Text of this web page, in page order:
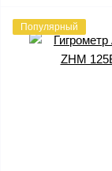
Популярный